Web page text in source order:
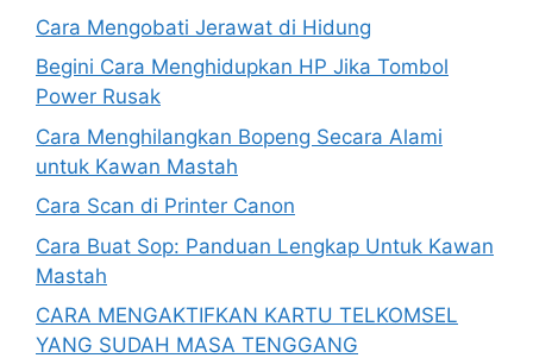
Cara Mengobati Jerawat di Hidung
Begini Cara Menghidupkan HP Jika Tombol
Power Rusak
Cara Menghilangkan Bopeng Secara Alami
untuk Kawan Mastah
Cara Scan di Printer Canon
Cara Buat Sop: Panduan Lengkap Untuk Kawan
Mastah
CARA MENGAKTIFKAN KARTU TELKOMSEL
YANG SUDAH MASA TENGGANG